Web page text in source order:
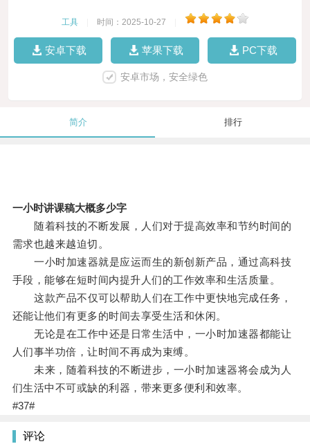
工具 时间：2025-10-27
安卓下载 苹果下载 PC下载
安卓市场，安全绿色
简介 排行
一小时讲课稿大概多少字
随着科技的不断发展，人们对于提高效率和节约时间的
需求也越来越迫切。
一小时加速器就是应运而生的新创新产品，通过高科技
手段，能够在短时间内提升人们的工作效率和生活质量。
这款产品不仅可以帮助人们在工作中更快地完成任务，
还能让他们有更多的时间去享受生活和休闲。
无论是在工作中还是日常生活中，一小时加速器都能让
人们事半功倍，让时间不再成为束缚。
未来，随着科技的不断进步，一小时加速器将会成为人
们生活中不可或缺的利器，带来更多便利和效率。
#37#
评论